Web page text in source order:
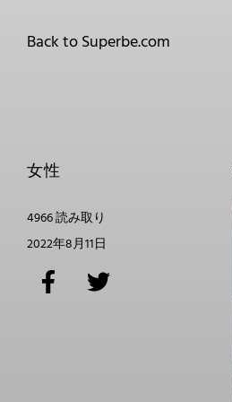
Back to Superbe.com
女性
4966 読み取り
2022年8月11日